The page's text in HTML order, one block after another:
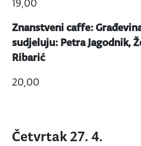
19,00
Znanstveni caffe:
sudjeluju: Petra Jagodnik,
Ribarić
20,00
Četvrtak 27. 4.